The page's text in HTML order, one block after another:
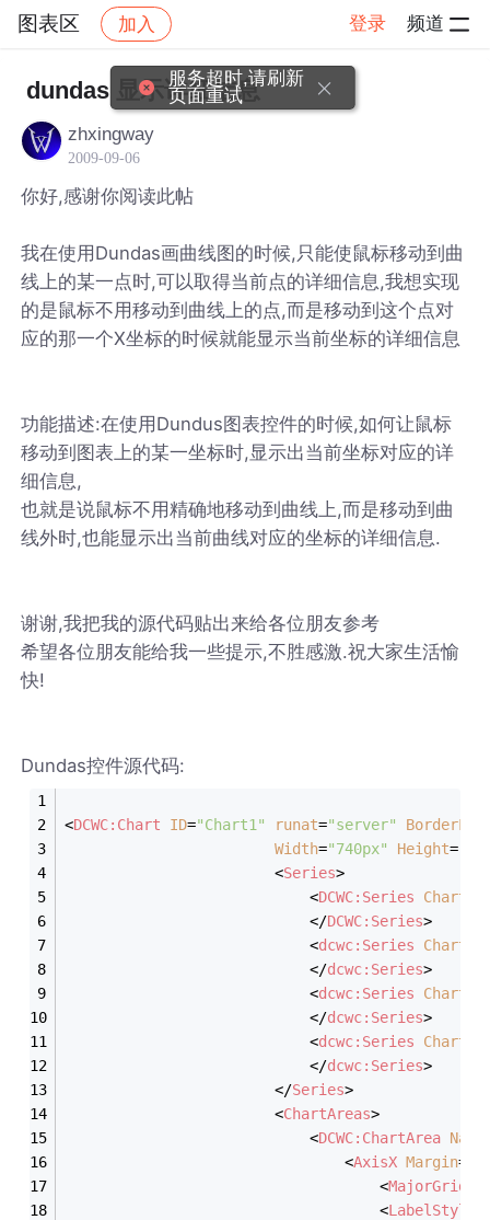
图表区 加入 登录 频道
社区 图表区 帖子详情
dundas 显示详细信息
zhxingway
2009-09-06
你好,感谢你阅读此帖
我在使用Dundas画曲线图的时候,只能使鼠标移动到曲
线上的某一点时,可以取得当前点的详细信息,我想实现
的是鼠标不用移动到曲线上的点,而是移动到这个点对
应的那一个X坐标的时候就能显示当前坐标的详细信息
功能描述:在使用Dundus图表控件的时候,如何让鼠标
移动到图表上的某一坐标时,显示出当前坐标对应的详
细信息,
也就是说鼠标不用精确地移动到曲线上,而是移动到曲
线外时,也能显示出当前曲线对应的坐标的详细信息.
谢谢,我把我的源代码贴出来给各位朋友参考
希望各位朋友能给我一些提示,不胜感激.祝大家生活愉
快!
Dundas控件源代码:
<DCWC:Chart ID="Chart1" runat="server"
Width="740px" Height=
<Series>
<DCWC:Series
</DCWC:Series>
<dcwc:Series
</dcwc:Series>
<dcwc:Series
</dcwc:Series>
<dcwc:Series
</dcwc:Series>
</Series>
<ChartAreas>
<DCWC:ChartArea Name
<AxisX Margin=
<MajorGrid
<LabelStyle
服务超时,请刷新
页面重试